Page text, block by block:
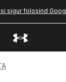
sigur folosind